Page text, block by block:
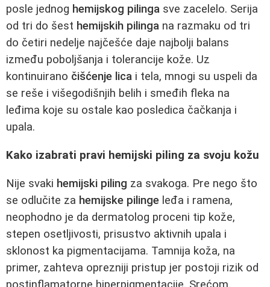
posle jednog hemijskog pilinga sve zacelelo. Serija
od tri do šest hemijskih pilinga na razmaku od tri
do četiri nedelje najčešće daje najbolji balans
između poboljšanja i tolerancije kože. Uz
kontinuirano čišćenje lica i tela, mnogi su uspeli da
se reše i višegodišnjih belih i smeđih fleka na
leđima koje su ostale kao posledica čačkanja i
upala.
Kako izabrati pravi hemijski piling za svoju kožu
Nije svaki hemijski piling za svakoga. Pre nego što
se odlučite za hemijske pilinge leđa i ramena,
neophodno je da dermatolog proceni tip kože,
stepen osetljivosti, prisustvo aktivnih upala i
sklonost ka pigmentacijama. Tamnija koža, na
primer, zahteva oprezniji pristup jer postoji rizik od